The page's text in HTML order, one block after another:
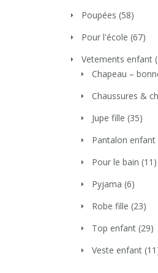
Poupées (58)
Pour l'école (67)
Vetements enfant
Chapeau –
Chaussures &
Jupe fille (35)
Pantalon enfant
Pour le bain (11)
Pyjama (6)
Robe fille (23)
Top enfant (29)
Veste enfant